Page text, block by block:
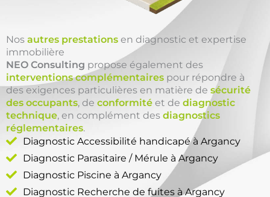
Nos autres prestations en diagnostic et expertise
immobilière
NEO Consulting propose également des
interventions complémentaires pour répondre à
des exigences particulières en matière de sécurité
des occupants, de conformité et de diagnostic
technique, en complément des diagnostics
réglementaires.
Diagnostic Accessibilité handicapé à Argancy
Diagnostic Parasitaire / Mérule à Argancy
Diagnostic Piscine à Argancy
Diagnostic Recherche de fuites à Argancy